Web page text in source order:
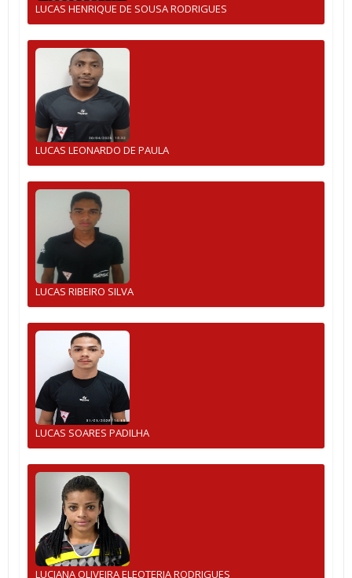
LUCAS HENRIQUE DE SOUSA RODRIGUES
LUCAS LEONARDO DE PAULA
LUCAS RIBEIRO SILVA
LUCAS SOARES PADILHA
LUCIANA OLIVEIRA ELEOTERIA RODRIGUES